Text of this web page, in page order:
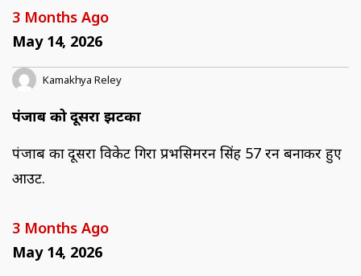
3 Months Ago
May 14, 2026
Kamakhya Reley
पंजाब को दूसरा झटका
पंजाब का दूसरा विकेट गिरा प्रभसिमरन सिंह 57 रन बनाकर हुए
आउट.
3 Months Ago
May 14, 2026